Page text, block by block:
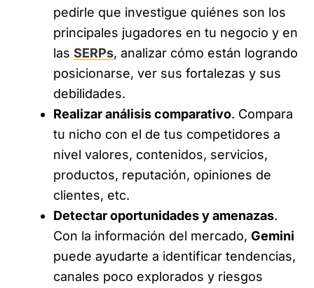
pedirle que investigue quiénes son los
principales jugadores en tu negocio y en
las SERPs, analizar cómo están logrando
posicionarse, ver sus fortalezas y sus
debilidades.
Realizar análisis comparativo. Compara
tu nicho con el de tus competidores a
nivel valores, contenidos, servicios,
productos, reputación, opiniones de
clientes, etc.
Detectar oportunidades y amenazas.
Con la información del mercado, Gemini
puede ayudarte a identificar tendencias,
canales poco explorados y riesgos